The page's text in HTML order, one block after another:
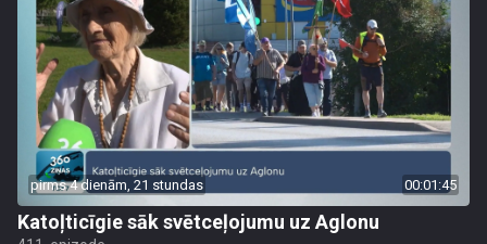
pirms 4 dienām, 21 stundas 00:01:45
Katoļticīgie sāk svētceļojumu uz Aglonu